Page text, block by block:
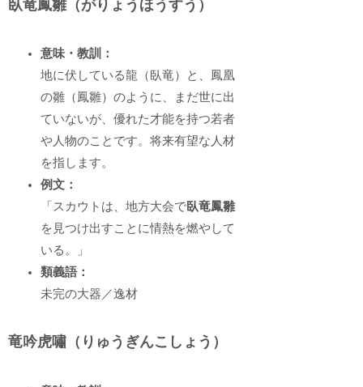
臥竜鳳雛（がりょうほうすう）
意味・教訓：
地に伏している龍（臥竜）と、鳳凰
の雛（鳳雛）のように、まだ世に出
ていないが、優れた才能を持つ若者
や人物のことです。将来有望な人材
を指します。
例文：
「スカウトは、地方大会で臥竜鳳雛
を見つけ出すことに情熱を燃やして
いる。」
類義語：
未完の大器／逸材
竜吟虎嘯（りゅうぎんこしょう）